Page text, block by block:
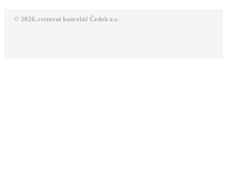
© 2026, cestovní kancelář Čedok a.s.